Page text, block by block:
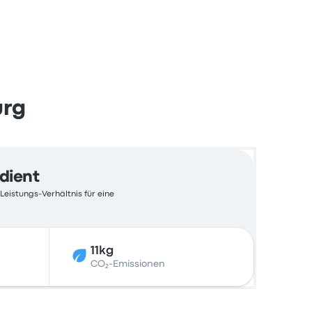
Verhältnis für eine
11kg
CO₂-Emissionen